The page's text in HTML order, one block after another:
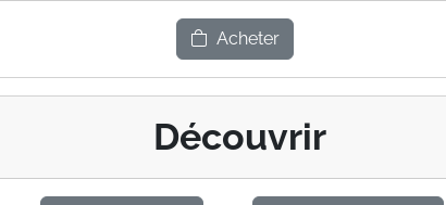
Acheter
Découvrir